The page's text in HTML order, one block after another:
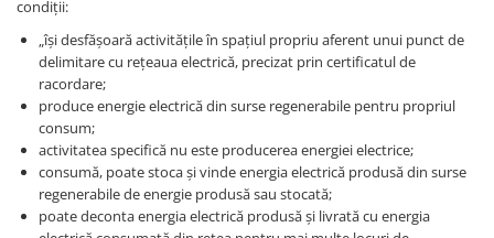
electrice
Accesorii
Turbine eoliene pentru casă
Acumulatori VRLA AGM/GEL /
Tractiune / LiFePo4
Baterii si acumulatori gel si VRLA
6-12 V
Baterii si acumulatori AGM VRLA
condiții:
„își desfășoară activitățile în spațiul propriu aferent unui punct de
delimitare cu rețeaua electrică, precizat prin certificatul de
racordare;
produce energie electrică din surse regenerabile pentru propriul
consum;
activitatea specifică nu este producerea energiei electrice;
consumă, poate stoca și vinde energia electrică produsă din surse
regenerabile de energie produsă sau stocată;
poate deconta energia electrică produsă și livrată cu energia